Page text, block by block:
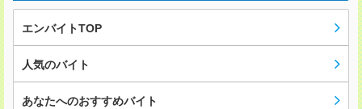
エンバイトTOP
人気のバイト
あなたへのおすすめバイト